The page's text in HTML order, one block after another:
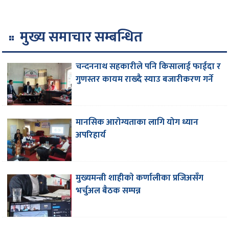
मुख्य समाचार सम्बन्धित
चन्दननाथ सहकारीले पनि किसालाई फाईदा र
गुणस्तर कायम राख्दै स्याउ बजारीकरण गर्ने
मानसिक आरोग्यताका लागि योग ध्यान
अपरिहार्य
मुख्यमन्त्री शाहीकाे कर्णालीका प्रजिअसँग
भर्चुअल बैठक सम्पन्न